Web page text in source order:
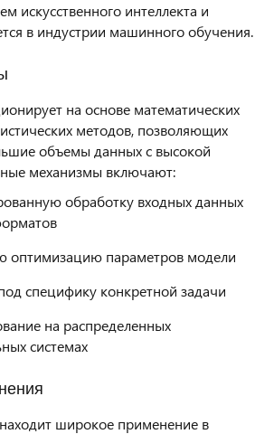
искусственного интеллекта и
в индустрии машинного обучения.
на основе математических
методов, позволяющих
объемы данных с высокой
механизмы включают:
обработку входных данных
оптимизацию параметров модели
специфику конкретной задачи
на распределенных
системах
широкое применение в